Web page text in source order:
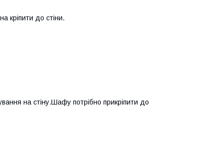
кріпити до стіни.
на стіну.Шафу потрібно прикріпити до